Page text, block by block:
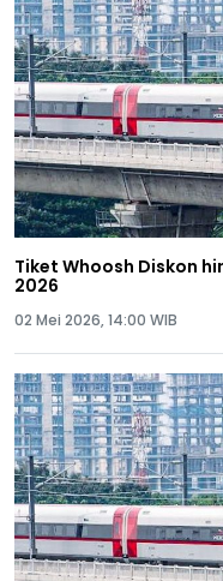
Tiket Whoosh Diskon
2026
02 Mei 2026, 14:00 WIB